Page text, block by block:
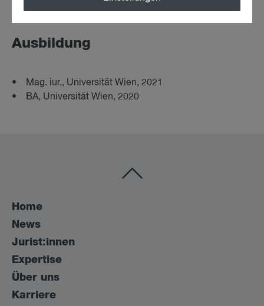
Ausbildung
• Mag. iur., Universität Wien, 2021
• BA, Universität Wien, 2020
Home
News
Jurist:innen
Expertise
Über uns
Karriere